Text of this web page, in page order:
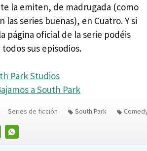
la emiten, de madrugada (como
las series buenas), en Cuatro. Y si
página oficial de la serie podéis
todos sus episodios.
Park Studios
a South Park
WHATSAPP
Series de ficción South Park